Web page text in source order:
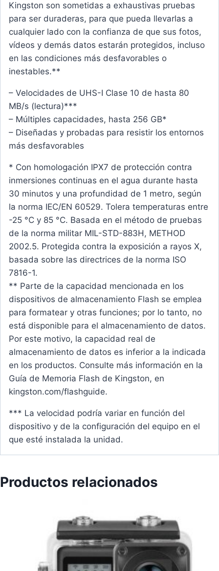
Kingston son sometidas a exhaustivas pruebas
para ser duraderas, para que pueda llevarlas a
cualquier lado con la confianza de que sus fotos,
vídeos y demás datos estarán protegidos, incluso
en las condiciones más desfavorables o
inestables.**
– Velocidades de UHS-I Clase 10 de hasta 80
MB/s (lectura)***
– Múltiples capacidades, hasta 256 GB*
– Diseñadas y probadas para resistir los entornos
más desfavorables
* Con homologación IPX7 de protección contra
inmersiones continuas en el agua durante hasta
30 minutos y una profundidad de 1 metro, según
la norma IEC/EN 60529. Tolera temperaturas entre
-25 °C y 85 °C. Basada en el método de pruebas
de la norma militar MIL-STD-883H, METHOD
2002.5. Protegida contra la exposición a rayos X,
basada sobre las directrices de la norma ISO
7816-1.
** Parte de la capacidad mencionada en los
dispositivos de almacenamiento Flash se emplea
para formatear y otras funciones; por lo tanto, no
está disponible para el almacenamiento de datos.
Por este motivo, la capacidad real de
almacenamiento de datos es inferior a la indicada
en los productos. Consulte más información en la
Guía de Memoria Flash de Kingston, en
kingston.com/flashguide.
*** La velocidad podría variar en función del
dispositivo y de la configuración del equipo en el
que esté instalada la unidad.
Productos relacionados